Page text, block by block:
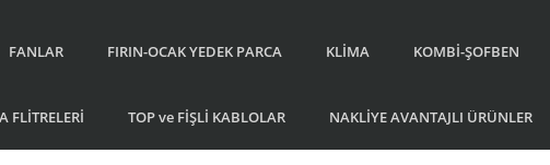
FANLAR FIRIN-OCAK YEDEK PARCA KLİMA KOMBİ-ŞOFBEN
FLİTRELERİ TOP ve FİŞLİ KABLOLAR NAKLİYE AVANTAJLI ÜRÜNLER